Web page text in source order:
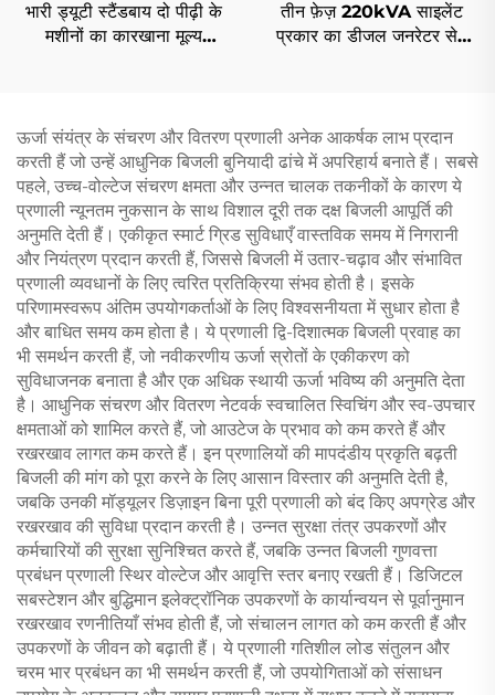
भारी ड्यूटी स्टैंडबाय दो पीढ़ी के
मशीनों का कारखाना मूल्य
तीन फ़ेज़ 220kVA साइलेंट
प्रकार का डीजल जनरेटर सेट
ऊर्जा संयंत्र के संचरण और वितरण प्रणाली अनेक आकर्षक लाभ प्रदान
करती हैं जो उन्हें आधुनिक बिजली बुनियादी ढांचे में अपरिहार्य बनाते हैं। सबसे
पहले, उच्च-वोल्टेज संचरण क्षमता और उन्नत चालक तकनीकों के कारण ये
प्रणाली न्यूनतम नुकसान के साथ विशाल दूरी तक दक्ष बिजली आपूर्ति की
अनुमति देती हैं। एकीकृत स्मार्ट ग्रिड सुविधाएँ वास्तविक समय में निगरानी
और नियंत्रण प्रदान करती हैं, जिससे बिजली में उतार-चढ़ाव और संभावित
प्रणाली व्यवधानों के लिए त्वरित प्रतिक्रिया संभव होती है। इसके
परिणामस्वरूप अंतिम उपयोगकर्ताओं के लिए विश्वसनीयता में सुधार होता है
और बाधित समय कम होता है। ये प्रणाली द्वि-दिशात्मक बिजली प्रवाह का
भी समर्थन करती हैं, जो नवीकरणीय ऊर्जा स्रोतों के एकीकरण को
सुविधाजनक बनाता है और एक अधिक स्थायी ऊर्जा भविष्य की अनुमति देता
है। आधुनिक संचरण और वितरण नेटवर्क स्वचालित स्विचिंग और स्व-उपचार
क्षमताओं को शामिल करते हैं, जो आउटेज के प्रभाव को कम करते हैं और
रखरखाव लागत कम करते हैं। इन प्रणालियों की मापदंडीय प्रकृति बढ़ती
बिजली की मांग को पूरा करने के लिए आसान विस्तार की अनुमति देती है,
जबकि उनकी मॉड्यूलर डिज़ाइन बिना पूरी प्रणाली को बंद किए अपग्रेड और
रखरखाव की सुविधा प्रदान करती है। उन्नत सुरक्षा तंत्र उपकरणों और
कर्मचारियों की सुरक्षा सुनिश्चित करते हैं, जबकि उन्नत बिजली गुणवत्ता
प्रबंधन प्रणाली स्थिर वोल्टेज और आवृत्ति स्तर बनाए रखती हैं। डिजिटल
सबस्टेशन और बुद्धिमान इलेक्ट्रॉनिक उपकरणों के कार्यान्वयन से पूर्वानुमान
रखरखाव रणनीतियाँ संभव होती हैं, जो संचालन लागत को कम करती हैं और
उपकरणों के जीवन को बढ़ाती हैं। ये प्रणाली गतिशील लोड संतुलन और
चरम भार प्रबंधन का भी समर्थन करती हैं, जो उपयोगिताओं को संसाधन